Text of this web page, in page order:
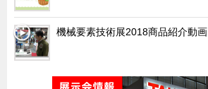
機械要素技術展2018商品紹介動画